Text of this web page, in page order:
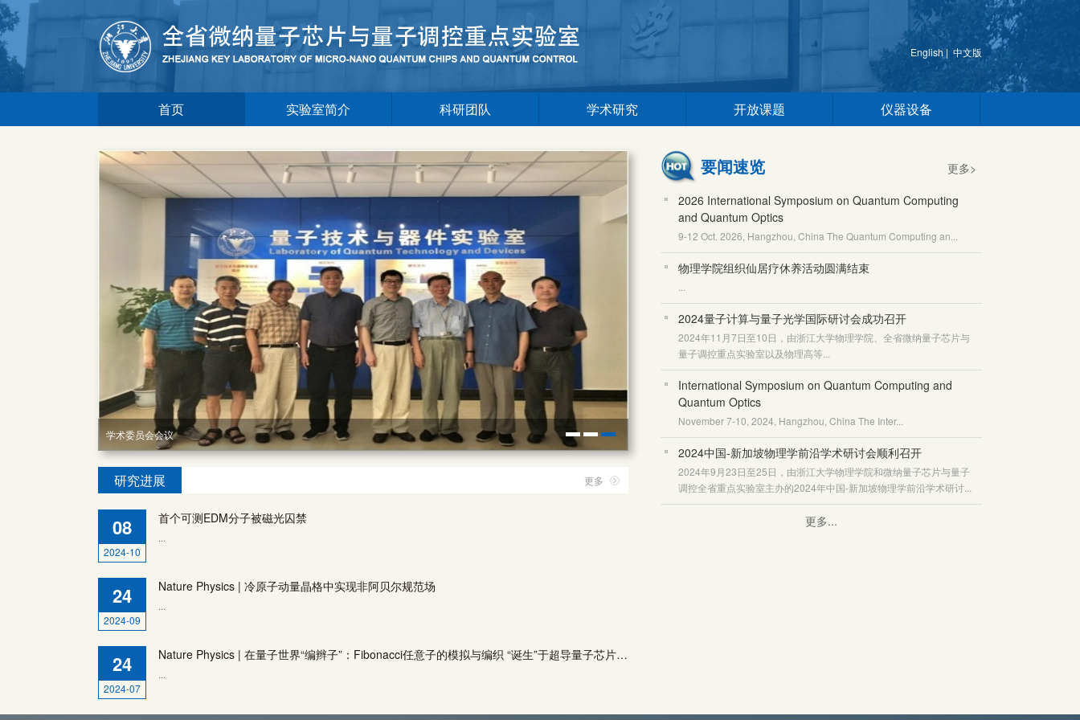
English| 中文版
首页 实验室简介 科研团队 学术研究 开放课题 仪器设备
2020年度会议
揭牌仪式
学术委员会会议
更多
研究进展
08
2024-10
首个可测EDM分子被磁光囚禁
...
24
2024-09
Nature Physics | 冷原子动量晶格中实现非阿贝尔规范场
...
24
2024-07
Nature Physics | 在量子世界“编辫子”：Fibonacci任意子的模拟与编织 “诞生”于超导量子芯片上的Fibonacci任意子
...
要闻速览
更多>
2026 International Symposium on Quantum Computing
and Quantum Optics
9-12 Oct. 2026, Hangzhou, China The Quantum Computing an...
物理学院组织仙居疗休养活动圆满结束
2024量子计算与量子光学国际研讨会成功召开
2024年11月7日至10日，由浙江大学物理学院、全省微纳量子芯片与
量子调控重点实验室以及物理高等...
International Symposium on Quantum Computing and
Quantum Optics
November 7-10, 2024, Hangzhou, China The Inter...
2024中国-新加坡物理学前沿学术研讨会顺利召开
2024年9月23日至25日，由浙江大学物理学院和微纳量子芯片与量子
调控全省重点实验室主办的2024年中国-新加坡物理学前沿学术研讨...
更多...